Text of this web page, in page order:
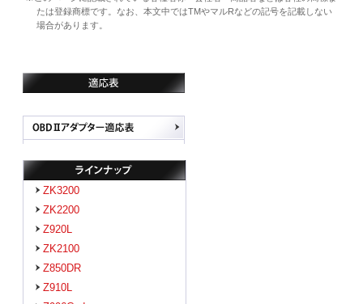
たは登録商標です。なお、本文中ではTMやマルRなどの記号を記載しない
場合があります。
ZK3200
ZK2200
Z920L
ZK2100
Z850DR
Z910L